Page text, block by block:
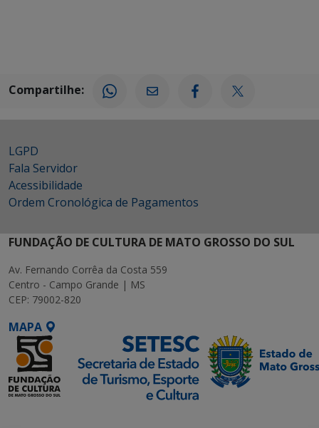
Compartilhe:
LGPD
Fala Servidor
Acessibilidade
Ordem Cronológica de Pagamentos
FUNDAÇÃO DE CULTURA DE MATO GROSSO DO SUL
Av. Fernando Corrêa da Costa 559
Centro - Campo Grande | MS
CEP: 79002-820
MAPA